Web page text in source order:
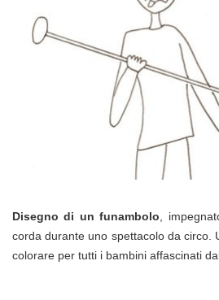
Disegno di un funambolo ,
corda durante uno spettacolo da circo.
colorare per tutti i bambini affascinati